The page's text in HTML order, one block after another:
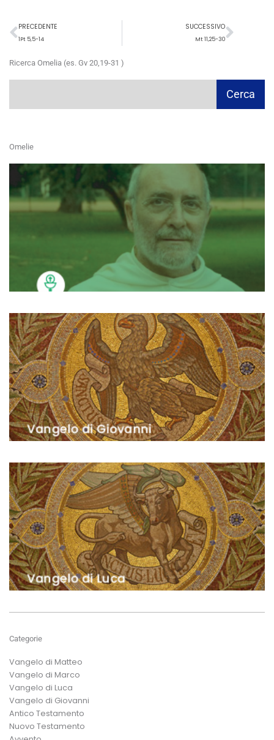
Precedente
PRECEDENTE
1Pt 5,5-14
SUCCESSIVO
Mt 11,25-30
Ricerca Omelia (es. Gv 20,19-31 )
Cerca
Omelie
Categorie
Vangelo di Matteo
Vangelo di Marco
Vangelo di Luca
Vangelo di Giovanni
Antico Testamento
Nuovo Testamento